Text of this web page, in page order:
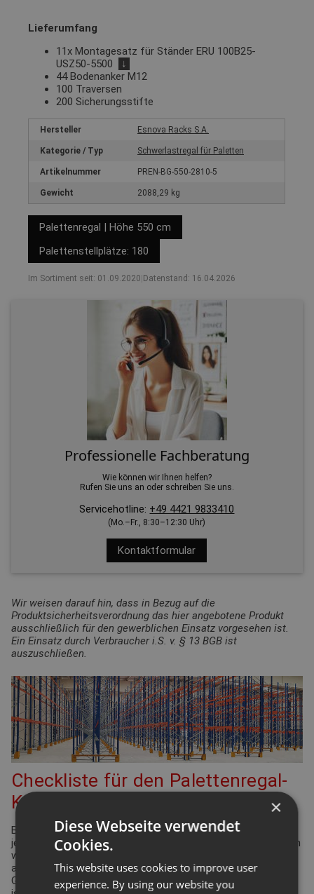
Lieferumfang
11x Montagesatz für Ständer ERU 100B25-
USZ50-5500
↓
44 Bodenanker M12
100 Traversen
200 Sicherungsstifte
Hersteller Esnova Racks S.A.
Kategorie / Typ Schwerlastregal für Paletten
Artikelnummer PREN-BG-550-2810-5
Gewicht 2088,29 kg
Palettenregal | Höhe 550 cm
Palettenstellplätze: 180
Im Sortiment seit: 01.09.2020 Datenstand: 16.04.2026
Professionelle Fachberatung
Wie können wir Ihnen helfen?
Rufen Sie uns an oder schreiben Sie uns.
Servicehotline: +49 4421 9833410
(Mo.–Fr., 8:30–12:30 Uhr)
Kontaktformular
Wir weisen darauf hin, dass in Bezug auf die
Produktsicherheitsverordnung das hier angebotene Produkt
ausschließlich für den gewerblichen Einsatz vorgesehen ist.
Ein Einsatz durch Verbraucher i.S. v. § 13 BGB ist
auszuschließen.
Checkliste für den Palettenregal-
Konfigurator
Bei der Planung Ihrer Regalanlage für Palettenregale gibt es
jede Menge Punkte zu überprüfen und einzuhalten. Viele davon
werden durch die Arbeitsstättenverordnung geregelt. Aber
auch Ergonomie und Effizienz spielen eine bedeutende Rolle.
Gleiches gilt für die Funktionsdefinition des Lagers: Wie hoch
×
Diese Webseite verwendet
Cookies.
This website uses cookies to improve user
experience. By using our website you